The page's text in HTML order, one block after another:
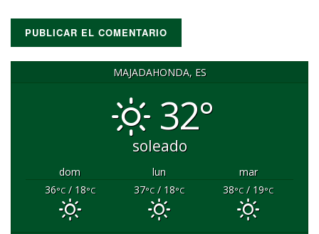
MAJADAHONDA, ES
32°
soleado
dom lun
mar
36°C/ 18°C 37°C/ 18°C 38°C/ 19°C